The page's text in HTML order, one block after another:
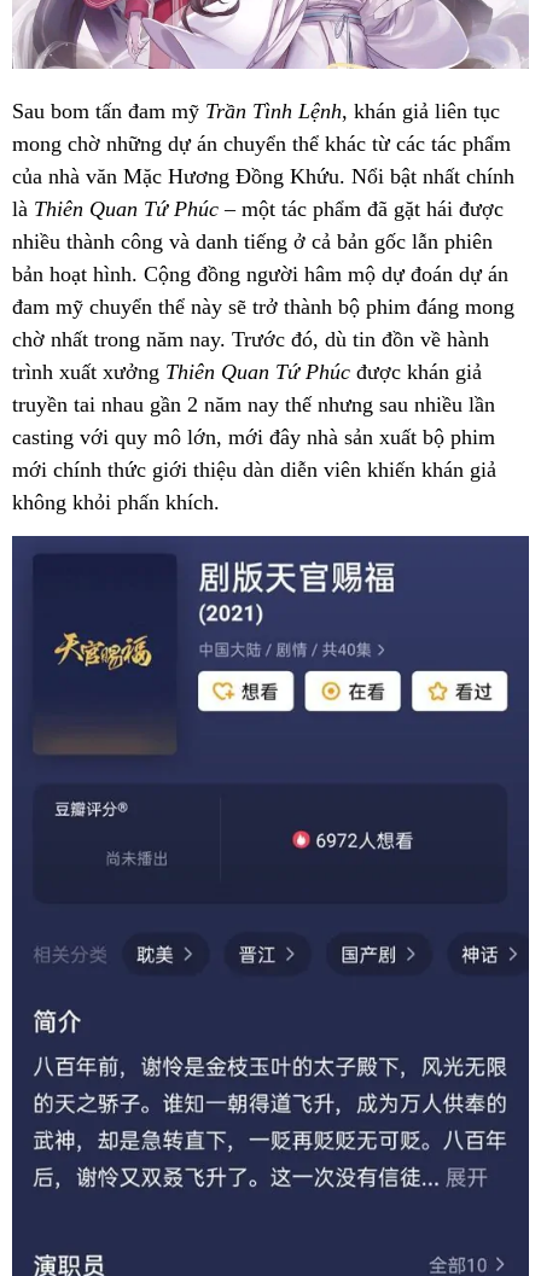
Sau bom tấn đam mỹ Trần Tình Lệnh, khán giả liên tục
mong chờ những dự án chuyển thể khác từ các tác phẩm
của nhà văn Mặc Hương Đồng Khứu. Nổi bật nhất chính
là Thiên Quan Tứ Phúc– một tác phẩm đã gặt hái được
nhiều thành công và danh tiếng ở cả bản gốc lẫn phiên
bản hoạt hình. Cộng đồng người hâm mộ dự đoán dự án
đam mỹ chuyển thể này sẽ trở thành bộ phim đáng mong
chờ nhất trong năm nay. Trước đó, dù tin đồn về hành
trình xuất xưởng Thiên Quan Tứ Phúc được khán giả
truyền tai nhau gần 2 năm nay thế nhưng sau nhiều lần
casting với quy mô lớn, mới đây nhà sản xuất bộ phim
mới chính thức giới thiệu dàn diễn viên khiến khán giả
không khỏi phấn khích.